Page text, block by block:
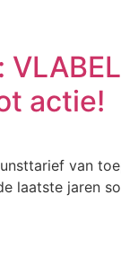
actie!
van
laatste jaren